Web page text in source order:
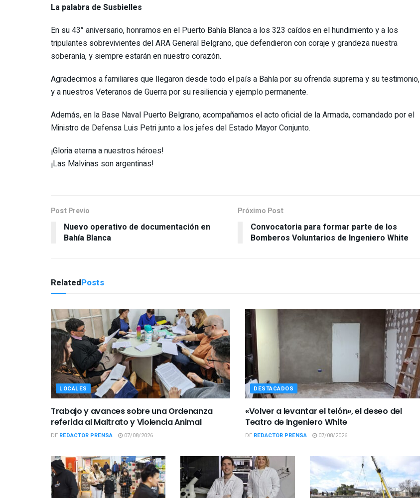
La palabra de Susbielles
En su 43° aniversario, honramos en el Puerto Bahía Blanca a los 323 caídos en el hundimiento y a los
tripulantes sobrevivientes del ARA General Belgrano, que defendieron con coraje y grandeza nuestra
soberanía, y siempre estarán en nuestro corazón.
Agradecimos a familiares que llegaron desde todo el país a Bahía por su ofrenda suprema y su testimonio,
y a nuestros Veteranos de Guerra por su resiliencia y ejemplo permanente.
Además, en la Base Naval Puerto Belgrano, acompañamos el acto oficial de la Armada, comandado por el
Ministro de Defensa Luis Petri junto a los jefes del Estado Mayor Conjunto.
¡Gloria eterna a nuestros héroes!
¡Las Malvinas son argentinas!
Post Previo
Nuevo operativo de documentación en
Bahía Blanca
Próximo Post
Convocatoria para formar parte de los
Bomberos Voluntarios de Ingeniero White
RelatedPosts
LOCALES
Trabajo y avances sobre una Ordenanza
referida al Maltrato y Violencia Animal
DE REDACTOR PRENSA 07/08/2026
DESTACADOS
«Volver a levantar el telón», el deseo del
Teatro de Ingeniero White
DE REDACTOR PRENSA 07/08/2026